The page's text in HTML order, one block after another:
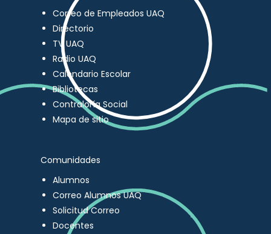
Correo de Empleados UAQ
Directorio
TV UAQ
Radio UAQ
Calendario Escolar
Bibliotecas
Contraloría Social
Mapa de sitio
Comunidades
Alumnos
Correo Alumnos UAQ
Solicitud Correo
Docentes